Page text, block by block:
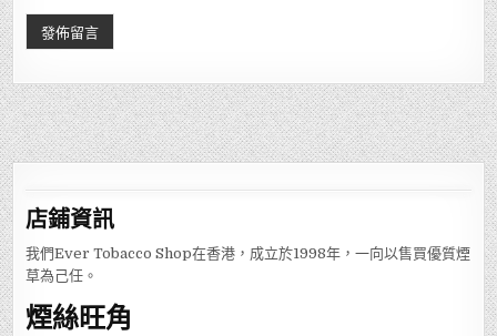
店鋪資訊
我們Ever Tobacco Shop在香港，成立於1998年，一向以售買優質煙
草為己任。
煙絲旺角